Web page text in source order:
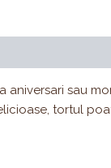
aniversari sau
tortul